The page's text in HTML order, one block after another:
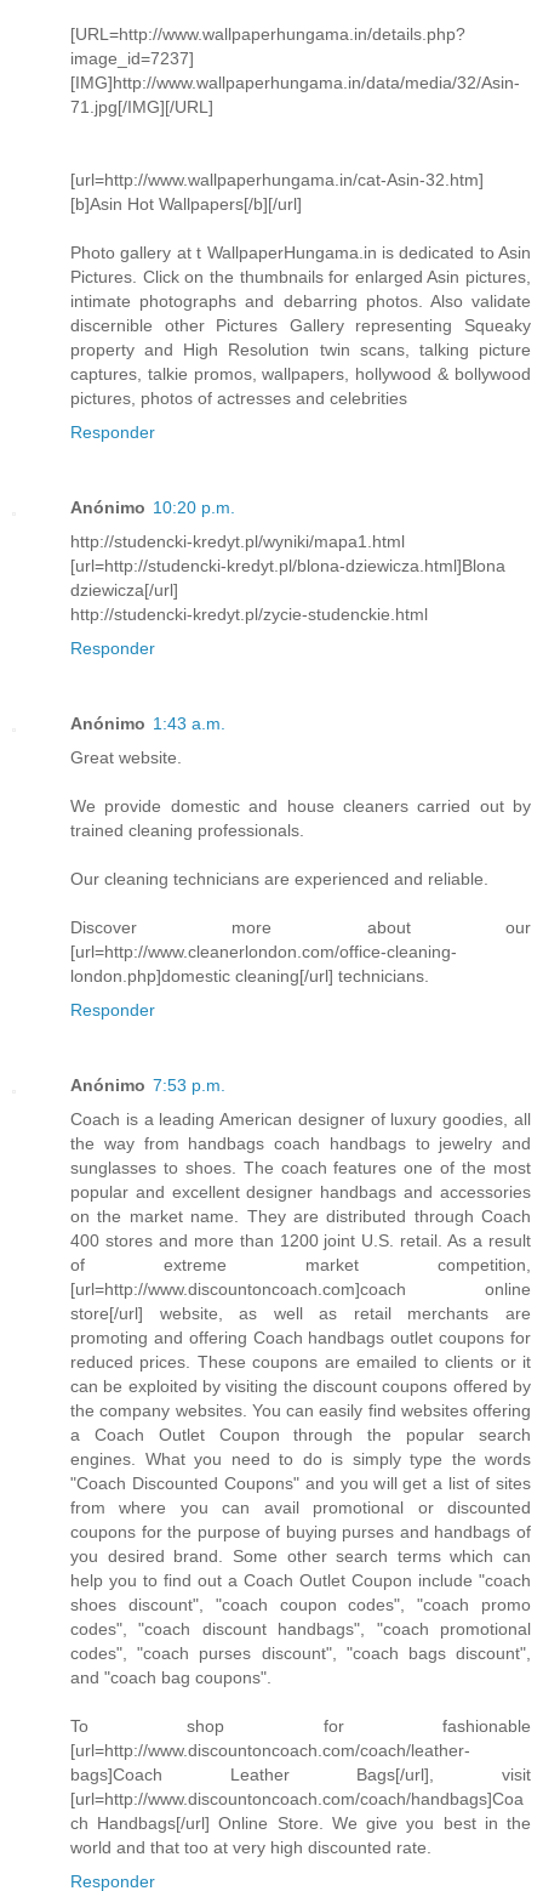
[URL=http://www.wallpaperhungama.in/details.php?
image_id=7237]
[IMG]http://www.wallpaperhungama.in/data/media/32/Asin-
71.jpg[/IMG][/URL]
[url=http://www.wallpaperhungama.in/cat-Asin-32.htm]
[b]Asin Hot Wallpapers[/b][/url]
Photo gallery at t WallpaperHungama.in is dedicated to Asin
Pictures. Click on the thumbnails for enlarged Asin pictures,
intimate photographs and debarring photos. Also validate
discernible other Pictures Gallery representing Squeaky
property and High Resolution twin scans, talking picture
captures, talkie promos, wallpapers, hollywood & bollywood
pictures, photos of actresses and celebrities
Responder
Anónimo 10:20 p.m.
http://studencki-kredyt.pl/wyniki/mapa1.html
[url=http://studencki-kredyt.pl/blona-dziewicza.html]Blona
dziewicza[/url]
http://studencki-kredyt.pl/zycie-studenckie.html
Responder
Anónimo 1:43 a.m.
Great website.
We provide domestic and house cleaners carried out by
trained cleaning professionals.
Our cleaning technicians are experienced and reliable.
Discover more about our
[url=http://www.cleanerlondon.com/office-cleaning-
london.php]domestic cleaning[/url] technicians.
Responder
Anónimo 7:53 p.m.
Coach is a leading American designer of luxury goodies, all
the way from handbags coach handbags to jewelry and
sunglasses to shoes. The coach features one of the most
popular and excellent designer handbags and accessories
on the market name. They are distributed through Coach
400 stores and more than 1200 joint U.S. retail. As a result
of extreme market competition,
[url=http://www.discountoncoach.com]coach online
store[/url] website, as well as retail merchants are
promoting and offering Coach handbags outlet coupons for
reduced prices. These coupons are emailed to clients or it
can be exploited by visiting the discount coupons offered by
the company websites. You can easily find websites offering
a Coach Outlet Coupon through the popular search
engines. What you need to do is simply type the words
"Coach Discounted Coupons" and you will get a list of sites
from where you can avail promotional or discounted
coupons for the purpose of buying purses and handbags of
you desired brand. Some other search terms which can
help you to find out a Coach Outlet Coupon include "coach
shoes discount", "coach coupon codes", "coach promo
codes", "coach discount handbags", "coach promotional
codes", "coach purses discount", "coach bags discount",
and "coach bag coupons".
To shop for fashionable
[url=http://www.discountoncoach.com/coach/leather-
bags]Coach Leather Bags[/url], visit
[url=http://www.discountoncoach.com/coach/handbags]Coa
ch Handbags[/url] Online Store. We give you best in the
world and that too at very high discounted rate.
Responder